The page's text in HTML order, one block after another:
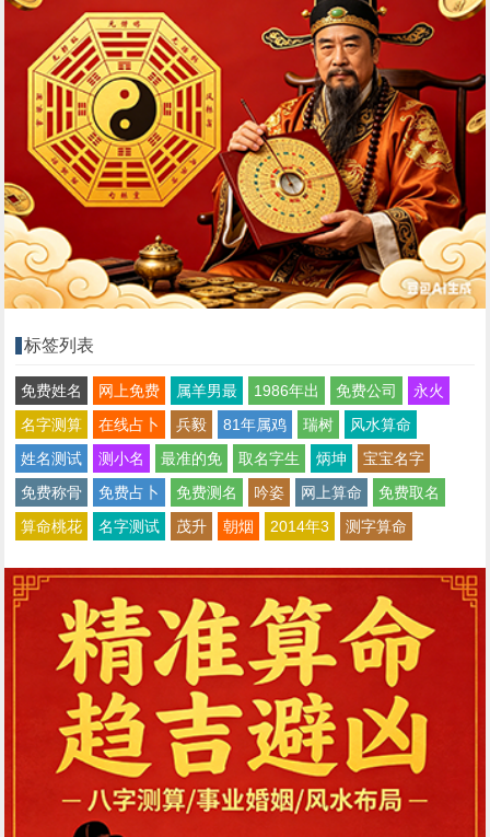
标签列表
免费姓名 网上免费 属羊男最 1986年出 免费公司
永火
名字测算
在线占卜 兵毅 81年属鸡 瑞树
风水算命
姓名测试
测小名 最准的免 取名字生 炳坤
宝宝名字
免费称骨
免费占卜 免费测名 吟姿 网上算命
免费取名
算命桃花
名字测试 茂升 朝烟 2014年3 测字算命